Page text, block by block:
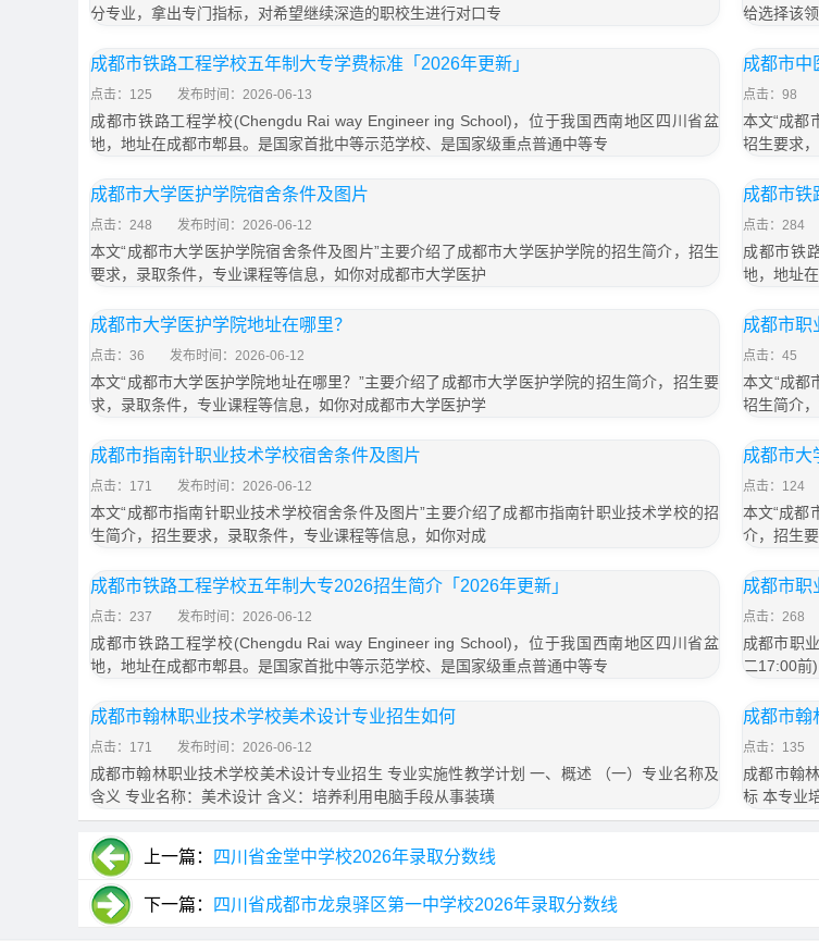
分专业，拿出专门指标，对希望继续深造的职校生进行对口专
给选择该
成都市铁路工程学校五年制大专学费标准「2026年更新」
点击：125 发布时间：2026-06-13
成都市铁路工程学校(Chengdu Rai way Engineer ing School)，位于我国西南地区四川省盆
地，地址在成都市郫县。是国家首批中等示范学校、是国家级重点普通中等专
成都市中
点击：98
本文“成都
招生要求
成都市大学医护学院宿舍条件及图片
点击：248 发布时间：2026-06-12
本文“成都市大学医护学院宿舍条件及图片”主要介绍了成都市大学医护学院的招生简介，招生
要求，录取条件，专业课程等信息，如你对成都市大学医护
成都市铁
点击：284
成都市铁
地，地址
成都市大学医护学院地址在哪里？
点击：36 发布时间：2026-06-12
本文“成都市大学医护学院地址在哪里？”主要介绍了成都市大学医护学院的招生简介，招生要
求，录取条件，专业课程等信息，如你对成都市大学医护学
成都市职
点击：45
本文“成都
招生简介
成都市指南针职业技术学校宿舍条件及图片
点击：171 发布时间：2026-06-12
本文“成都市指南针职业技术学校宿舍条件及图片”主要介绍了成都市指南针职业技术学校的招
生简介，招生要求，录取条件，专业课程等信息，如你对成
成都市大
点击：124
本文“成都
介，招生
成都市铁路工程学校五年制大专2026招生简介「2026年更新」
点击：237 发布时间：2026-06-12
成都市铁路工程学校(Chengdu Rai way Engineer ing School)，位于我国西南地区四川省盆
地，地址在成都市郫县。是国家首批中等示范学校、是国家级重点普通中等专
成都市职
点击：268
成都市职
二17:00前
成都市翰林职业技术学校美术设计专业招生如何
点击：171 发布时间：2026-06-12
成都市翰林职业技术学校美术设计专业招生 专业实施性教学计划 一、概述 （一）专业名称及
含义 专业名称：美术设计 含义：培养利用电脑手段从事装璜
成都市翰
点击：135
成都市翰
标 本专业
上一篇： 四川省金堂中学校2026年录取分数线
下一篇： 四川省成都市龙泉驿区第一中学校2026年录取分数线